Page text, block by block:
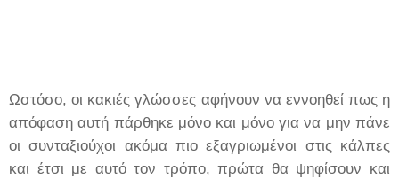
Ωστόσο, οι κακιές γλώσσες αφήνουν να εννοηθεί πως η
απόφαση αυτή πάρθηκε μόνο και μόνο για να μην πάνε
οι συνταξιούχοι ακόμα πιο εξαγριωμένοι στις κάλπες
και έτσι με αυτό τον τρόπο, πρώτα θα ψηφίσουν και